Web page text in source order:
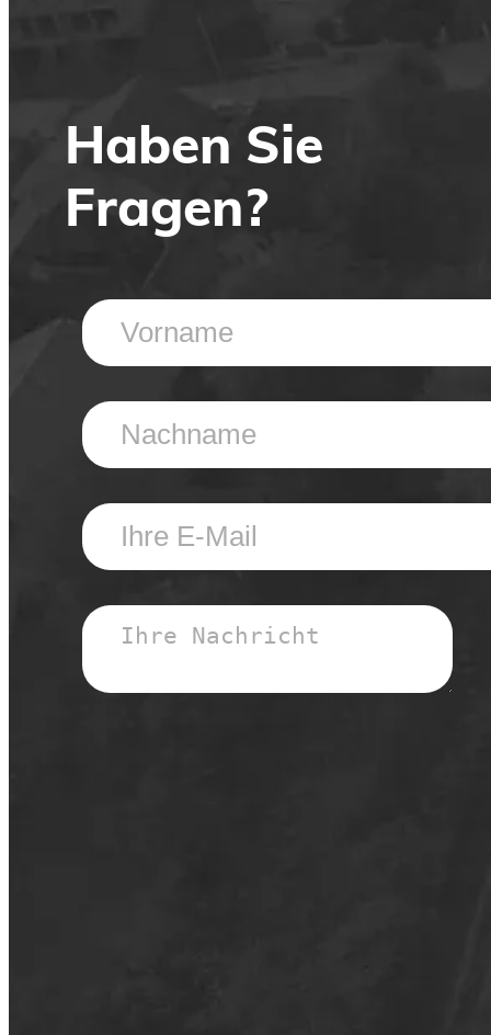
Haben Sie
Fragen?